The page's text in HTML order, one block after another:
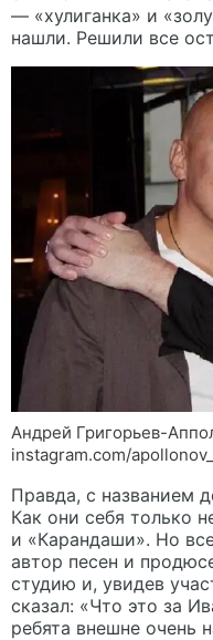
— «хулиганка» и
нашли. Решили все
Андрей Григорьев-
instagram.com/
Правда, с названием
Как они себя только
и «Карандаши». Но
автор песен и
студию и, увидев
сказал: «Что это за
ребята внешне очень